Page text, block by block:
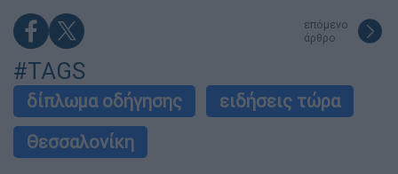
επόμενο
άρθρο
#TAGS
δίπλωμα οδήγησης
ειδήσεις τώρα
Θεσσαλονίκη